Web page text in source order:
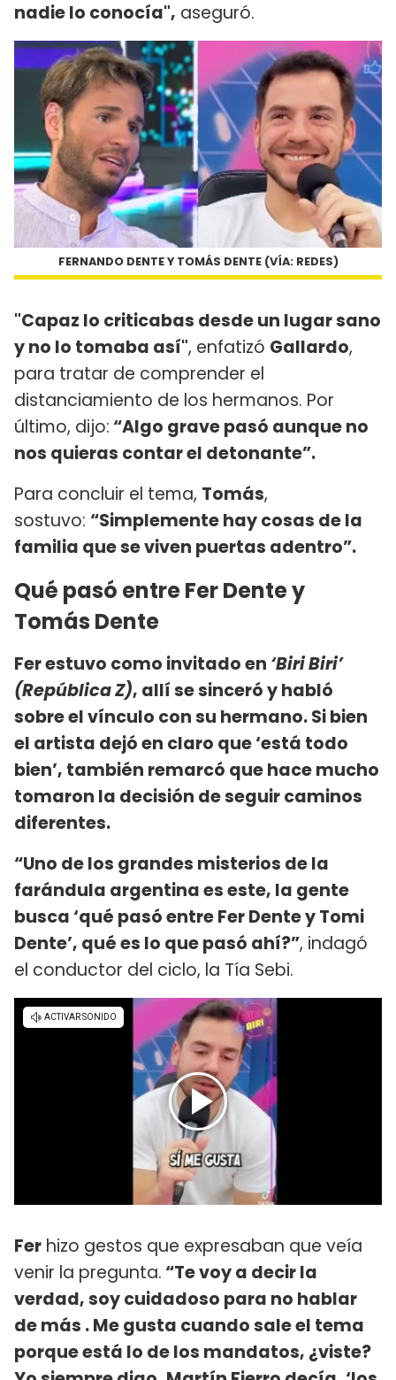
nadie lo conocía", aseguró.
FERNANDO DENTE Y TOMÁS DENTE (VÍA: REDES)
"Capaz lo criticabas desde un lugar sano
y no lo tomaba así", enfatizó Gallardo,
para tratar de comprender el
distanciamiento de los hermanos. Por
último, dijo: “Algo grave pasó aunque no
nos quieras contar el detonante”.
Para concluir el tema, Tomás,
sostuvo: “Simplemente hay cosas de la
familia que se viven puertas adentro”.
Qué pasó entre Fer Dente y
Tomás Dente
Fer estuvo como invitado en ‘Biri Biri’
(República Z), allí se sinceró y habló
sobre el vínculo con su hermano. Si bien
el artista dejó en claro que ‘está todo
bien’, también remarcó que hace mucho
tomaron la decisión de seguir caminos
diferentes.
“Uno de los grandes misterios de la
farándula argentina es este, la gente
busca ‘qué pasó entre Fer Dente y Tomi
Dente’, qué es lo que pasó ahí?”, indagó
el conductor del ciclo, la Tía Sebi.
Fer hizo gestos que expresaban que veía
venir la pregunta. “Te voy a decir la
verdad, soy cuidadoso para no hablar
de más . Me gusta cuando sale el tema
porque está lo de los mandatos, ¿viste?